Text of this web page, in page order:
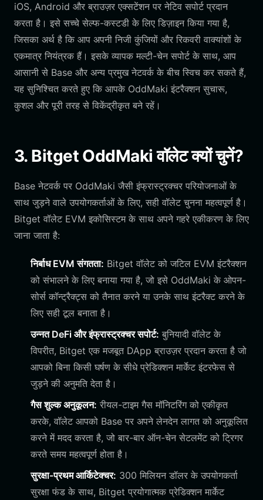
iOS, Android और ब्राउज़र एक्सटेंशन पर नेटिव सपोर्ट प्रदान
करता है। इसे सच्चे सेल्फ-कस्टडी के लिए डिज़ाइन किया गया है,
जिसका अर्थ है कि आप अपनी निजी कुंजियों और रिकवरी वाक्यांशों के
एकमात्र नियंत्रक हैं। इसके व्यापक मल्टी-चेन सपोर्ट के साथ, आप
आसानी से Base और अन्य प्रमुख नेटवर्क के बीच स्विच कर सकते हैं,
यह सुनिश्चित करते हुए कि आपके OddMaki इंटरैक्शन सुचारू,
कुशल और पूरी तरह से विकेंद्रीकृत बने रहें।
3. Bitget OddMaki वॉलेट क्यों चुनें?
Base नेटवर्क पर OddMaki जैसी इंफ्रास्ट्रक्चर परियोजनाओं के
साथ जुड़ने वाले उपयोगकर्ताओं के लिए, सही वॉलेट चुनना महत्वपूर्ण है।
Bitget वॉलेट EVM इकोसिस्टम के साथ अपने गहरे एकीकरण के लिए
जाना जाता है:
निर्बाध EVM संगतता: Bitget वॉलेट को जटिल EVM इंटरैक्शन
को संभालने के लिए बनाया गया है, जो इसे OddMaki के ओपन-
सोर्स कॉन्ट्रैक्ट्स को तैनात करने या उनके साथ इंटरैक्ट करने के
लिए सही टूल बनाता है।
उन्नत DeFi और इंफ्रास्ट्रक्चर सपोर्ट: बुनियादी वॉलेट के
विपरीत, Bitget एक मजबूत DApp ब्राउज़र प्रदान करता है जो
आपको बिना किसी घर्षण के सीधे प्रेडिक्शन मार्केट इंटरफेस से
जुड़ने की अनुमति देता है।
गैस शुल्क अनुकूलन: रीयल-टाइम गैस मॉनिटरिंग को एकीकृत
करके, वॉलेट आपको Base पर अपने लेनदेन लागत को अनुकूलित
करने में मदद करता है, जो बार-बार ऑन-चेन सेटलमेंट को ट्रिगर
करते समय महत्वपूर्ण होता है।
सुरक्षा-प्रथम आर्किटेक्चर: 300 मिलियन डॉलर के उपयोगकर्ता
सुरक्षा फंड के साथ, Bitget प्रयोगात्मक प्रेडिक्शन मार्केट